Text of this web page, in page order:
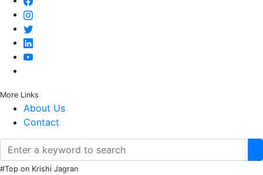
More Links
About Us
Contact
#Top on Krishi Jagran